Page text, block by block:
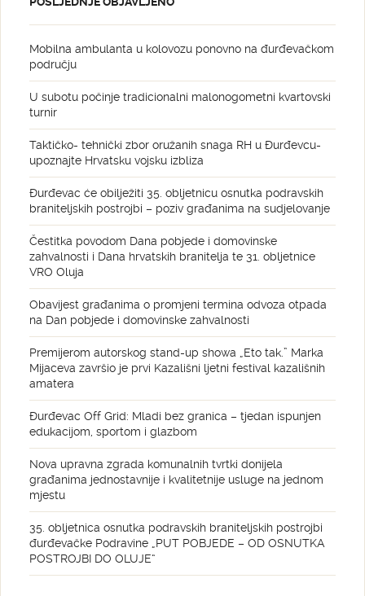
Mobilna ambulanta u kolovozu ponovno na đurđevačkom
području
U subotu počinje tradicionalni malonogometni kvartovski
turnir
Taktičko- tehnički zbor oružanih snaga RH u Đurđevcu-
upoznajte Hrvatsku vojsku izbliza
Đurđevac će obilježiti 35. obljetnicu osnutka podravskih
braniteljskih postrojbi – poziv građanima na sudjelovanje
Čestitka povodom Dana pobjede i domovinske
zahvalnosti i Dana hrvatskih branitelja te 31. obljetnice
VRO Oluja
Obavijest građanima o promjeni termina odvoza otpada
na Dan pobjede i domovinske zahvalnosti
Premijerom autorskog stand-up showa „Eto tak.” Marka
Mijaceva završio je prvi Kazališni ljetni festival kazališnih
amatera
Đurđevac Off Grid: Mladi bez granica – tjedan ispunjen
edukacijom, sportom i glazbom
Nova upravna zgrada komunalnih tvrtki donijela
građanima jednostavnije i kvalitetnije usluge na jednom
mjestu
35. obljetnica osnutka podravskih braniteljskih postrojbi
đurđevačke Podravine „PUT POBJEDE – OD OSNUTKA
POSTROJBI DO OLUJE“